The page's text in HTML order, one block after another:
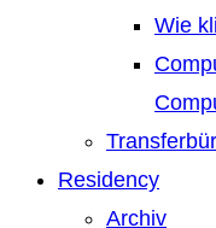
Wie
Residency
Archiv